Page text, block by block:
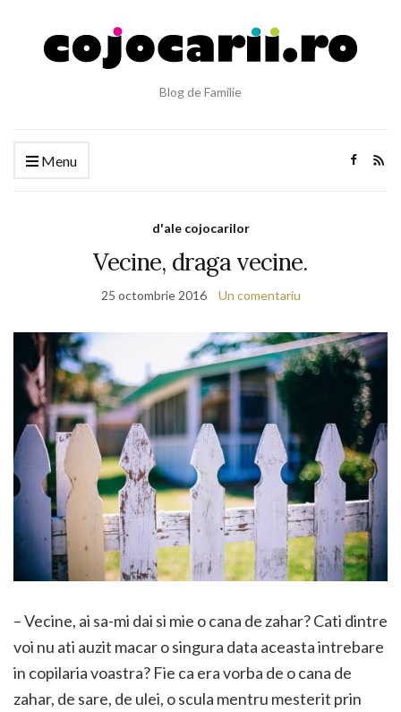
Blog de Familie
Menu
d'ale cojocarilor
Vecine, draga vecine.
25 octombrie 2016 Un comentariu
– Vecine, ai sa-mi dai si mie o cana de zahar? Cati dintre
voi nu ati auzit macar o singura data aceasta intrebare
in copilaria voastra? Fie ca era vorba de o cana de
zahar, de sare, de ulei, o scula mentru mesterit prin